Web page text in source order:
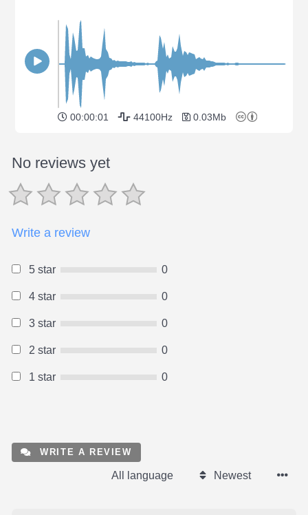
00:00:01 44100Hz 0.03Mb
No reviews yet
Write a review
5 star 0
4 star 0
3 star 0
2 star 0
1 star 0
WRITE A REVIEW
All language Newest